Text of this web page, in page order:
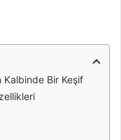
Kalbinde Bir Keşif